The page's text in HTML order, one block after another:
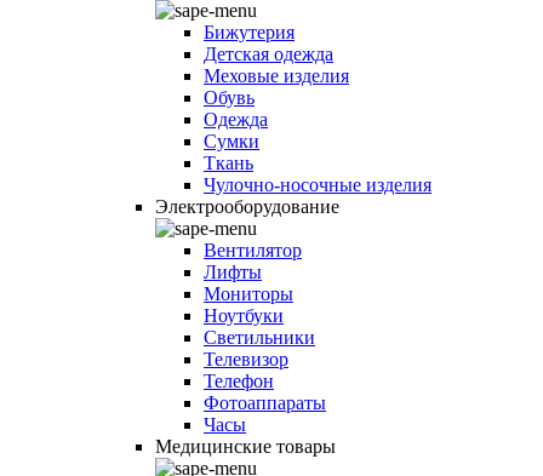
Бижутерия
Детская одежда
Меховые изделия
Обувь
Одежда
Сумки
Ткань
Чулочно-носочные изделия
Электрооборудование
Вентилятор
Лифты
Мониторы
Ноутбуки
Светильники
Телевизор
Телефон
Фотоаппараты
Часы
Медицинские товары